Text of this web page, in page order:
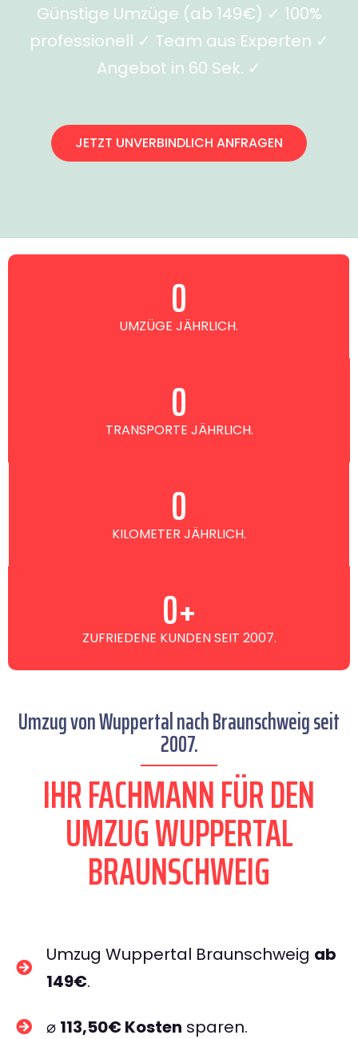
Günstige Umzüge (ab 149€) ✓ 100%
professionell ✓ Team aus Experten ✓
Angebot in 60 Sek. ✓
JETZT UNVERBINDLICH ANFRAGEN
UMZÜGE JÄHRLICH.
0
TRANSPORTE JÄHRLICH.
0
KILOMETER JÄHRLICH.
0
ZUFRIEDENE KUNDEN SEIT 2007.
0+
Umzug von Wuppertal nach Braunschweig seit
2007.
IHR FACHMANN FÜR DEN
UMZUG WUPPERTAL
BRAUNSCHWEIG
Umzug Wuppertal Braunschweig ab
149€.
⌀ 113,50€ Kosten sparen.